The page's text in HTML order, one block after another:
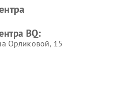
BQ:
Орликовой, 15